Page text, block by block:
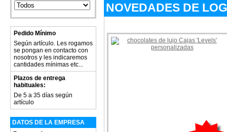
Pedido Mínimo
Según artículo. Les rogamos
se pongan en contacto con
nosotros y les indicaremos
cantidades mínimas etc...
Plazos de entrega
habituales:
De 5 a 35 días según
artículo
DATOS DE LA EMPRESA
NOVEDADES DE